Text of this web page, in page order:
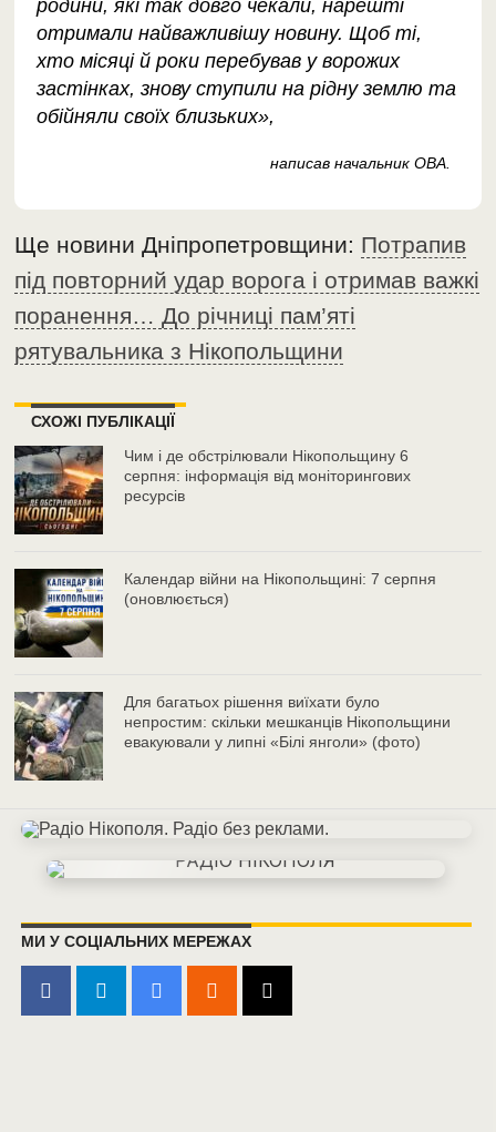
родини, які так довго чекали, нарешті
отримали найважливішу новину. Щоб ті,
хто місяці й роки перебував у ворожих
застінках, знову ступили на рідну землю та
обійняли своїх близьких»,
написав начальник ОВА.
Ще новини Дніпропетровщини: Потрапив
під повторний удар ворога і отримав важкі
поранення… До річниці пам’яті
рятувальника з Нікопольщини
СХОЖІ ПУБЛІКАЦІЇ
Чим і де обстрілювали Нікопольщину 6
серпня: інформація від моніторингових
ресурсів
Календар війни на Нікопольщині: 7 серпня
(оновлюється)
Для багатьох рішення виїхати було
непростим: скільки мешканців Нікопольщини
евакуювали у липні «Білі янголи» (фото)
МИ У СОЦІАЛЬНИХ МЕРЕЖАХ